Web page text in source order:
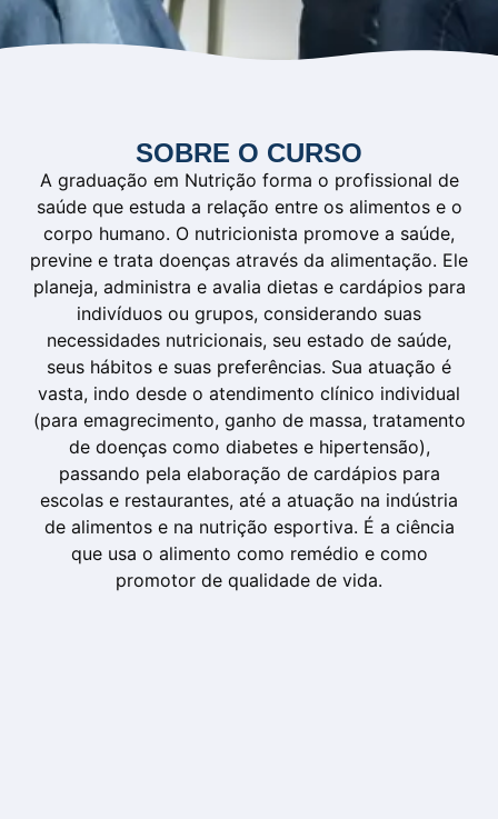
SOBRE O CURSO
A graduação em Nutrição forma o profissional de
saúde que estuda a relação entre os alimentos e o
corpo humano. O nutricionista promove a saúde,
previne e trata doenças através da alimentação. Ele
planeja, administra e avalia dietas e cardápios para
indivíduos ou grupos, considerando suas
necessidades nutricionais, seu estado de saúde,
seus hábitos e suas preferências. Sua atuação é
vasta, indo desde o atendimento clínico individual
(para emagrecimento, ganho de massa, tratamento
de doenças como diabetes e hipertensão),
passando pela elaboração de cardápios para
escolas e restaurantes, até a atuação na indústria
de alimentos e na nutrição esportiva. É a ciência
que usa o alimento como remédio e como
promotor de qualidade de vida.